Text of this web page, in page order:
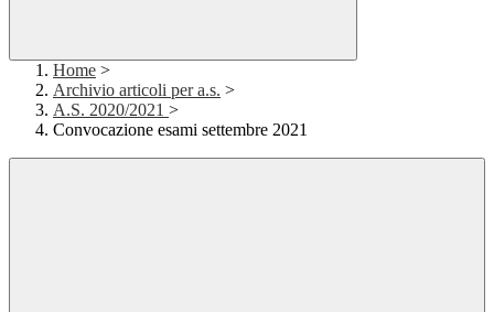
Home >
Archivio articoli per a.s. >
A.S. 2020/2021 >
Convocazione esami settembre 2021